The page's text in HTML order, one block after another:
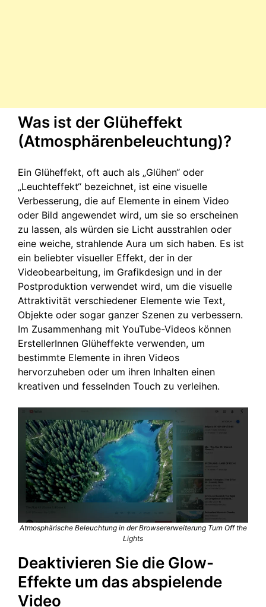
Was ist der Glüheffekt
(Atmosphärenbeleuchtung)?
Ein Glüheffekt, oft auch als „Glühen“ oder
„Leuchteffekt“ bezeichnet, ist eine visuelle
Verbesserung, die auf Elemente in einem Video
oder Bild angewendet wird, um sie so erscheinen
zu lassen, als würden sie Licht ausstrahlen oder
eine weiche, strahlende Aura um sich haben. Es ist
ein beliebter visueller Effekt, der in der
Videobearbeitung, im Grafikdesign und in der
Postproduktion verwendet wird, um die visuelle
Attraktivität verschiedener Elemente wie Text,
Objekte oder sogar ganzer Szenen zu verbessern.
Im Zusammenhang mit YouTube-Videos können
ErstellerInnen Glüheffekte verwenden, um
bestimmte Elemente in ihren Videos
hervorzuheben oder um ihren Inhalten einen
kreativen und fesselnden Touch zu verleihen.
Atmosphärische Beleuchtung in der Browsererweiterung Turn Off the
Lights
Deaktivieren Sie die Glow-
Effekte um das abspielende
Video